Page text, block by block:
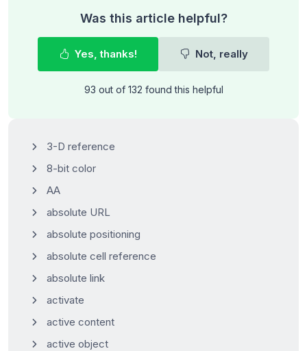
Was this article helpful?
Yes, thanks! Not, really
93 out of 132 found this helpful
3-D reference
8-bit color
AA
absolute URL
absolute positioning
absolute cell reference
absolute link
activate
active content
active object